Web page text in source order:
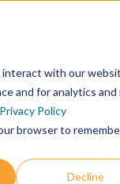
with our
and for analytics and
Privacy Policy
browser to
Decline
术深入